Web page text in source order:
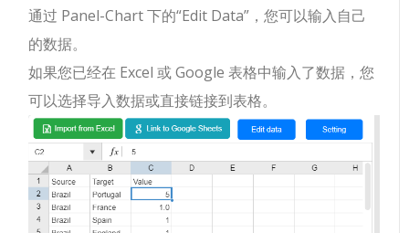
通过 Panel-Chart 下的“Edit Data”，您可以输入自己
的数据。
如果您已经在 Excel 或 Google 表格中输入了数据，您
可以选择导入数据或直接链接到表格。